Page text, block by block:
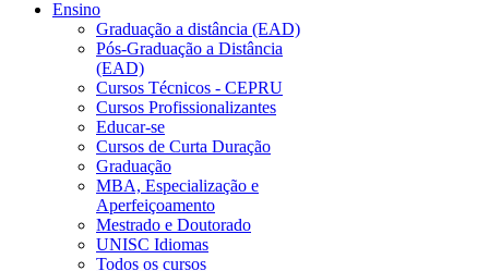
Ensino
Graduação a distância (EAD)
Pós-Graduação a Distância
(EAD)
Cursos Técnicos - CEPRU
Cursos Profissionalizantes
Educar-se
Cursos de Curta Duração
Graduação
MBA, Especialização e
Aperfeiçoamento
Mestrado e Doutorado
UNISC Idiomas
Todos os cursos